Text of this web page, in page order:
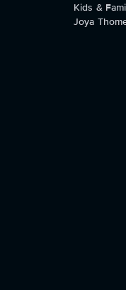
Kids &
Joya